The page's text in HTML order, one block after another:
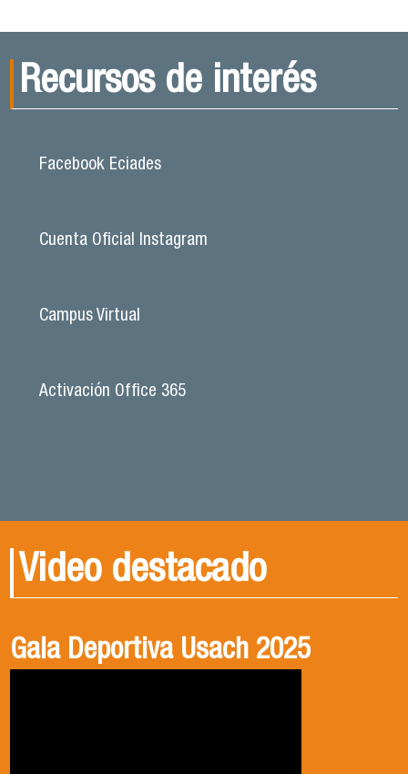
Recursos de interés
Facebook Eciades
Cuenta Oficial Instagram
Campus Virtual
Activación Office 365
Video destacado
Gala Deportiva Usach 2025
Usach en el Territorio, capítulo 2
Candidatura Director de Escuela